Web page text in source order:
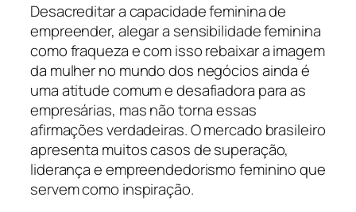
Desacreditar a capacidade feminina de
empreender, alegar a sensibilidade feminina
como fraqueza e com isso rebaixar a imagem
da mulher no mundo dos negócios ainda é
uma atitude comum e desafiadora para as
empresárias, mas não torna essas
afirmações verdadeiras. O mercado brasileiro
apresenta muitos casos de superação,
liderança e empreendedorismo feminino que
servem como inspiração.